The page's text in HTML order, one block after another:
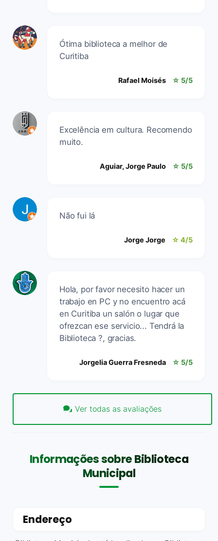
Ótima biblioteca a melhor de
Curitiba
Rafael Moisés ☆ 5/5
Excelência em cultura. Recomendo
muito.
Aguiar, Jorge Paulo ☆ 5/5
Não fui lá
Jorge Jorge ☆ 4/5
Hola, por favor necesito hacer un
trabajo en PC y no encuentro acá
en Curitiba un salón o lugar que
ofrezcan ese servicio... Tendrá la
Biblioteca ?, gracias.
Jorgelia Guerra Fresneda ☆ 5/5
Ver todas as avaliações
Informações sobre Biblioteca
Municipal
Endereço